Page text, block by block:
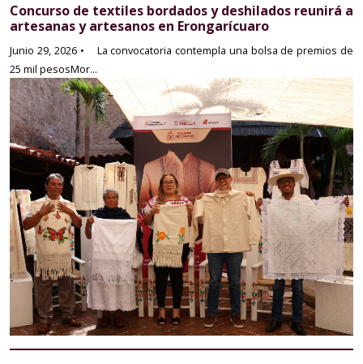
Concurso de textiles bordados y deshilados reunirá a
artesanas y artesanos en Erongarícuaro
Junio 29, 2026 • La convocatoria contempla una bolsa de premios de
25 mil pesosMor...